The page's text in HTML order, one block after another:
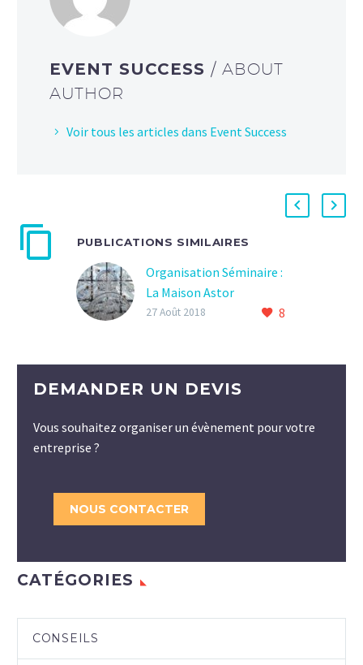
EVENT SUCCESS / ABOUT
AUTHOR
Voir tous les articles dans Event Success
PUBLICATIONS SIMILAIRES
Organisation Séminaire :
La Maison Astor
8
27 Août 2018
DEMANDER UN DEVIS
Vous souhaitez organiser un évènement pour votre
entreprise ?
NOUS CONTACTER
CATÉGORIES
CONSEILS